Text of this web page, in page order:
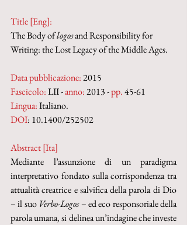
Title [Eng]:
The Body of logos and Responsibility for
Writing: the Lost Legacy of the Middle Ages.
Data pubblicazione: 2015
Fascicolo: LII - anno: 2013 - pp. 45-61
Lingua: Italiano.
DOI: 10.1400/252502
Abstract [Ita]
Mediante l’assunzione di un paradigma
interpretativo fondato sulla corrispondenza tra
attualità creatrice e salvifica della parola di Dio
– il suo Verbo-Logos – ed eco responsoriale della
parola umana, si delinea un’indagine che investe